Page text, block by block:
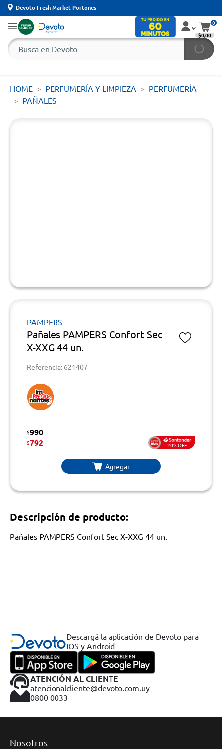
Devoto Fresh Market Portones
0
$0,00
HOME PERFUMERÍA Y LIMPIEZA
PERFUMERÍA
PAÑALES
PAMPERS
Pañales PAMPERS Confort Sec
X-XXG 44 un.
Referencia: 621407
$990
$792 20%OFF
Agregar
Descripción de producto:
Pañales PAMPERS Confort Sec X-XXG 44 un.
Descargá la aplicación de Devoto para
IOS y Android
ATENCIÓN AL CLIENTE
atencionalcliente@devoto.com.uy
0800 0033
Nosotros